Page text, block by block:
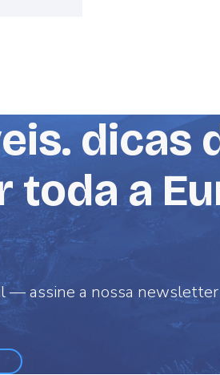
dicas
toda a
— assine a nossa newsletter